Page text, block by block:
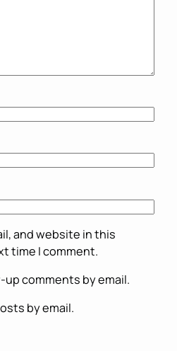
and website in this
time I comment.
comments by email.
by email.